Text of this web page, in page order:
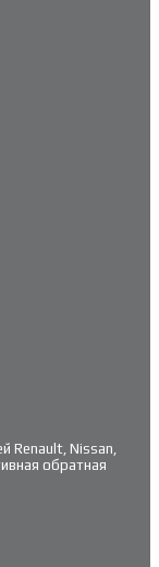
Renault, Nissan,
обратная